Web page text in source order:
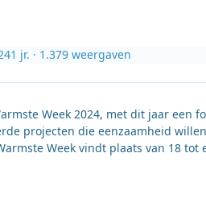
1 jr. · 1.379 weergaven
Week 2024, met dit jaar een
projecten die eenzaamheid
Week vindt plaats van 18 tot